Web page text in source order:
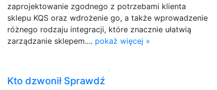
zaprojektowanie zgodnego z potrzebami klienta
sklepu KQS oraz wdrożenie go, a także wprowadzenie
różnego rodzaju integracji, które znacznie ułatwią
zarządzanie sklepem.... pokaż więcej »
Kto dzwonił Sprawdź